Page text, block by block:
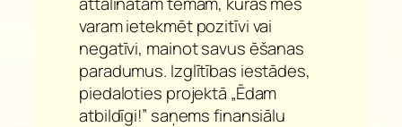
varam ietekmēt pozitīvi vai
negatīvi, mainot savus ēšanas
paradumus. Izglītības iestādes,
piedaloties projektā „Ēdam
atbildīgi!” saņems finansiālu